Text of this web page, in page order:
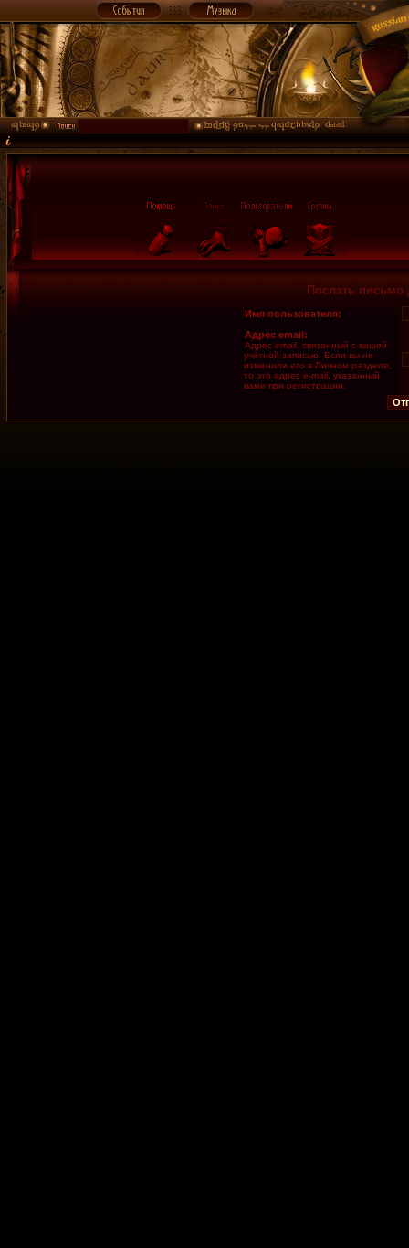
Послать письмо
Имя пользователя:
Адрес email:
Адрес email, связанный с вашей
учётной записью. Если вы не
изменили его в Личном разделе,
то это адрес e-mail, указанный
вами при регистрации.